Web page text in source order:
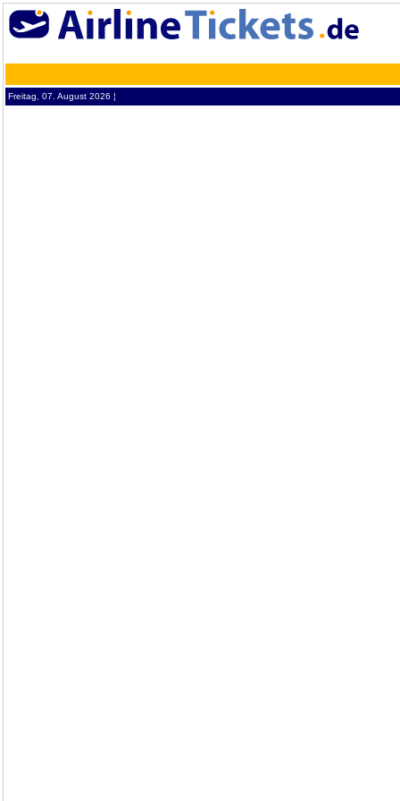
Freitag, 07. August 2026 ¦